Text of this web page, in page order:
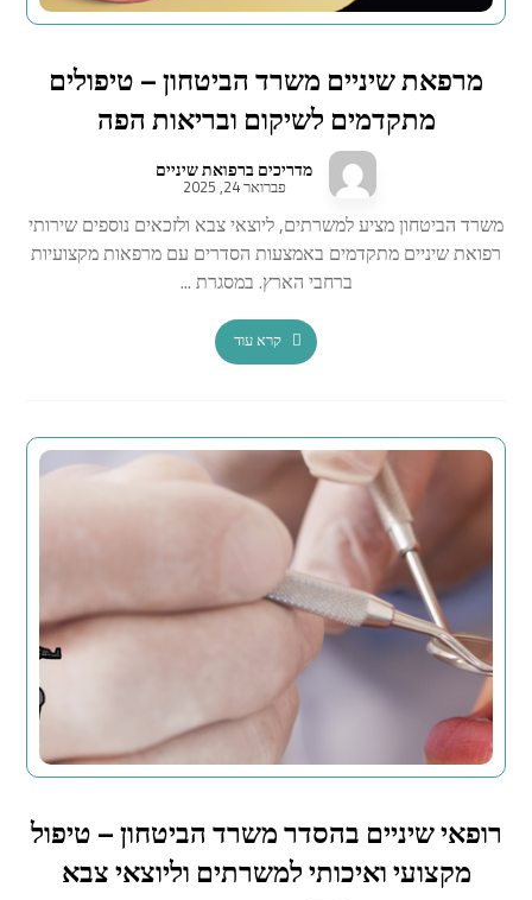
מרפאת שיניים משרד הביטחון – טיפולים
מתקדמים לשיקום ובריאות הפה
מדריכים ברפואת שיניים
פברואר 24, 2025
משרד הביטחון מציע למשרתים, ליוצאי צבא ולזכאים נוספים שירותי
רפואת שיניים מתקדמים באמצעות הסדרים עם מרפאות מקצועיות
ברחבי הארץ. במסגרת ...
קרא עוד
רופאי שיניים בהסדר משרד הביטחון – טיפול
מקצועי ואיכותי למשרתים וליוצאי צבא